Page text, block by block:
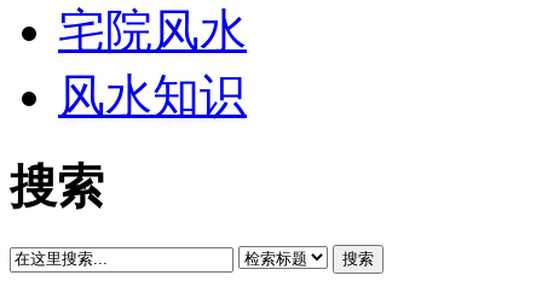
宅院风水
风水知识
搜索
搜索